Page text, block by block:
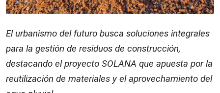
El urbanismo del futuro busca soluciones integrales
para la gestión de residuos de construcción,
destacando el proyecto SOLANA que apuesta por la
reutilización de materiales y el aprovechamiento del